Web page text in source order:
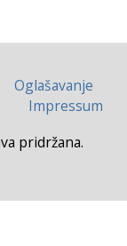
Oglašavanje
Impressum
pridržana.